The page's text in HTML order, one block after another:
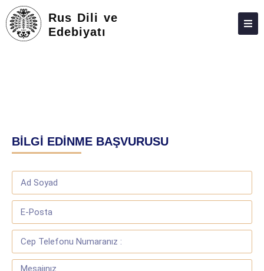
Rus Dili ve
Edebiyatı
ARAŞTIRMA
TOPLUMA KATKI
ADAY ÖĞRENCILER
BÖLÜM ÇALIŞMALARI
FEDEK
İLETIŞIM
BİLGİ EDİNME BAŞVURUSU